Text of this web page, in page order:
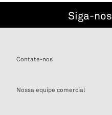
Siga-nos
Contate-nos
Nossa equipe comercial